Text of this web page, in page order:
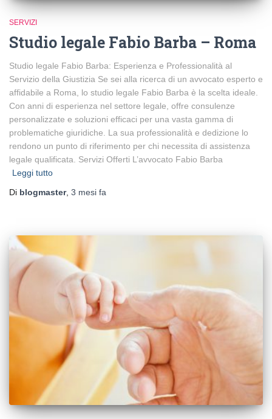
SERVIZI
Studio legale Fabio Barba – Roma
Studio legale Fabio Barba: Esperienza e Professionalità al
Servizio della Giustizia Se sei alla ricerca di un avvocato esperto e
affidabile a Roma, lo studio legale Fabio Barba è la scelta ideale.
Con anni di esperienza nel settore legale, offre consulenze
personalizzate e soluzioni efficaci per una vasta gamma di
problematiche giuridiche. La sua professionalità e dedizione lo
rendono un punto di riferimento per chi necessita di assistenza
legale qualificata. Servizi Offerti L’avvocato Fabio Barba
Leggi tutto
Di blogmaster, 3 mesi fa